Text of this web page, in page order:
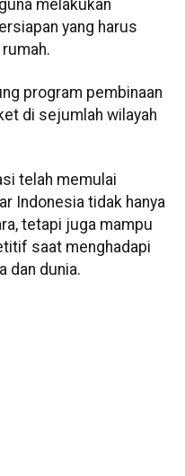
melakukan
yang harus
program pembinaan
di sejumlah wilayah
telah memulai
Indonesia tidak hanya
tetapi juga mampu
saat menghadapi
dan dunia.